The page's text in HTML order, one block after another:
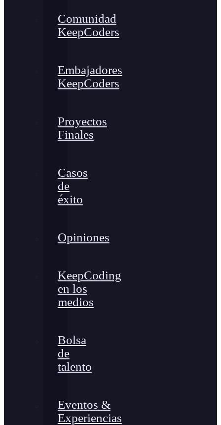
Comunidad
KeepCoders
Embajadores
KeepCoders
Proyectos
Finales
Casos
de
éxito
Opiniones
KeepCoding
en los
medios
Bolsa
de
talento
Eventos &
Experiencias